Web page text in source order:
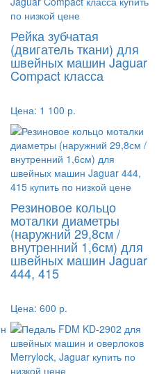
Рейка зубчатая
(двигатель ткани) для
швейных машин Jaguar
Compact класса
Цена: 1 100 р.
Резиновое кольцо
моталки диаметры
(наружний 29,8см /
внутренний 1,6см) для
швейных машин Jaguar
444, 415
Цена: 600 р.